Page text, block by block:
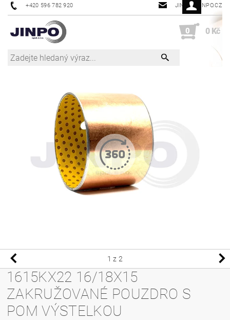
+420 596 782 920 JINPO@JINPO.CZ
0 0 Kč
1 z 2
1615KX22 16/18X15
ZAKRUŽOVANÉ POUZDRO S
POM VÝSTELKOU